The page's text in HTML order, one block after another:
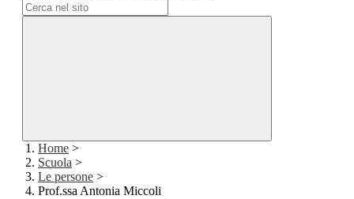
Home >
Scuola >
Le persone >
Prof.ssa Antonia Miccoli